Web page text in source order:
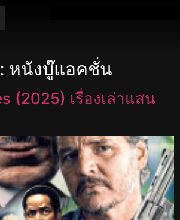
หนังบู๊แอคชั่น
(2025) เรื่องเล่าแสน